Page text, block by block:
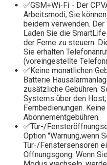
✅GSM+Wi-Fi - Der
Arbeitsmodi, Sie
beidem verwenden.
Laden Sie die
der Ferne zu steuern.
Sie erhalten
(voreingestellte
✅Keine monatlichen
Batterie
zusätzliche Gebühren.
Systems über den
Fernbedienungen.
Abonnementgebühren.
✅Tür-/
Option "Warnung,wenn
Tür-/Fenstersensoren
Öffnungsgong. Wenn